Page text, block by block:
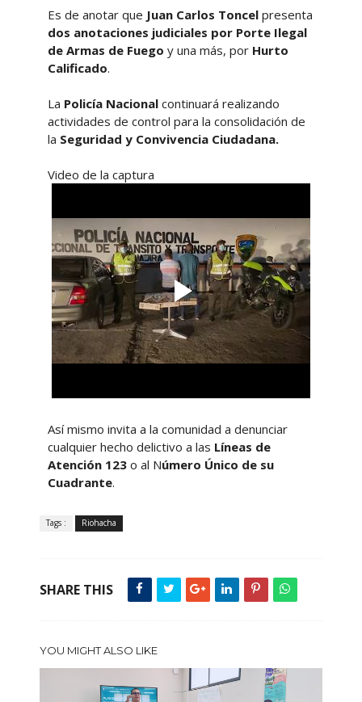
Es de anotar que Juan Carlos Toncelpresenta
dos anotaciones judiciales por Porte Ilegal
de Armas de Fuego y una más, por Hurto
Calificado.
La Policía Nacionalcontinuará realizando
actividades de control para la consolidación de
la Seguridad y Convivencia Ciudadana.
Video de la captura
Así mismo invita a la comunidad a denunciar
cualquier hecho delictivo a las Líneas de
Atención 123 o al Número Único de su
Cuadrante.
Tags : Riohacha
SHARE THIS
YOU MIGHT ALSO LIKE